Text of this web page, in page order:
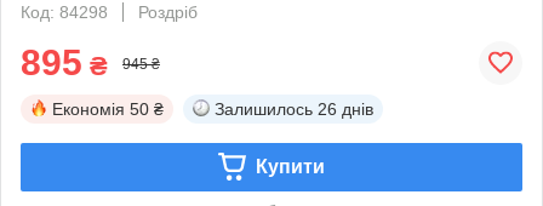
Код: 84298
Роздріб
895 ₴ 945 ₴
Економія 50 ₴ Залишилось 26 днів
Купити